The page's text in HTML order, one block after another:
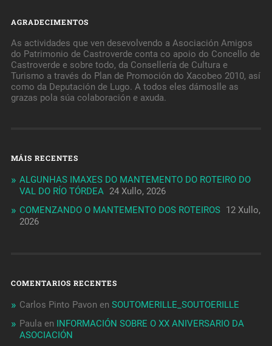
AGRADECIMENTOS
As actividades que ven desevolvendo a Asociación Amigos
do Patrimonio de Castroverde conta co apoio do Concello de
Castroverde e sobre todo, da Consellería de Cultura e
Turismo a través do Plan de Promoción do Xacobeo 2010, así
como da Deputación de Lugo. A todos eles dámoslle as
grazas pola súa colaboración e axuda.
MÁIS RECENTES
ALGUNHAS IMAXES DO MANTEMENTO DO ROTEIRO DO
VAL DO RÍO TÓRDEA 24 Xullo, 2026
COMENZANDO O MANTEMENTO DOS ROTEIROS 12 Xullo,
2026
COMENTARIOS RECENTES
Carlos Pinto Pavon en SOUTOMERILLE_SOUTOERILLE
Paula en INFORMACIÓN SOBRE O XX ANIVERSARIO DA
ASOCIACIÓN